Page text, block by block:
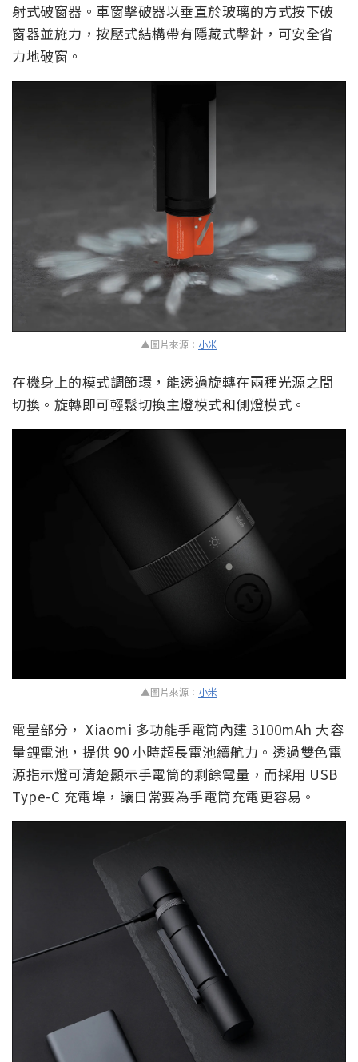
射式破窗器。車窗擊破器以垂直於玻璃的方式按下破
窗器並施力，按壓式結構帶有隱藏式擊針，可安全省
力地破窗。
▲圖片來源： 小米
在機身上的模式調節環，能透過旋轉在兩種光源之間
切換。旋轉即可輕鬆切換主燈模式和側燈模式。
▲圖片來源： 小米
電量部分， Xiaomi 多功能手電筒內建 3100mAh 大容
量鋰電池，提供 90 小時超長電池續航力。透過雙色電
源指示燈可清楚顯示手電筒的剩餘電量，而採用 USB
Type-C 充電埠，讓日常要為手電筒充電更容易。